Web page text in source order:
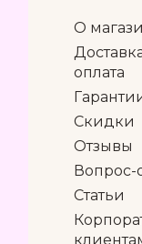
О
оплата
Скидки
Отзывы
Вопрос-
Статьи